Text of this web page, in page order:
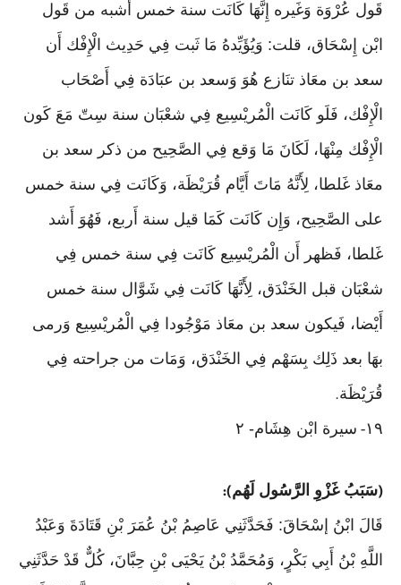
قَول عُرْوَة وَغَيره إِنَّهَا كَانَت سنة خمس أشبه من قَول
ابْن إِسْحَاق، قلت: وَيُؤَيِّدهُ مَا ثَبت فِي حَدِيث الْإِفْك أَن
سعد بن معَاذ تنَازع هُوَ وَسعد بن عبَادَة فِي أَصْحَاب
الْإِفْك، فَلَو كَانَت الْمُريْسِيع فِي شعْبَان سنة سِتّ مَعَ كَون
الْإِفْك مِنْهَا، لَكَانَ مَا وَقع فِي الصَّحِيح من ذكر سعد بن
معَاذ غَلطا، لِأَنَّهُ مَاتَ أَيَّام قُرَيْظَة، وَكَانَت فِي سنة خمس
على الصَّحِيح، وَإِن كَانَت كَمَا قيل سنة أَربع، فَهُوَ أَشد
غَلطا، فَظهر أَن الْمُريْسِيع كَانَت فِي سنة خمس فِي
شعْبَان قبل الخَنْدَق، لِأَنَّهَا كَانَت فِي شَوَّال سنة خمس
أَيْضا، فَيكون سعد بن معَاذ مَوْجُودا فِي الْمُريْسِيع وَرمى
بهَا بعد ذَلِك بِسَهْم فِي الخَنْدَق، وَمَات من جراحته فِي
قُرَيْظَة.
١٩- سيرة ابْن هِشَام- ٢
(سَبَبُ غَزْوِ الرَّسُول لَهُم):
قَالَ ابْنُ إسْحَاقَ: فَحَدَّثَنِي عَاصِمُ بْنُ عُمَرَ بْنِ قَتَادَةَ وَعَبْدُ
اللَّهِ بْنُ أَبِي بَكْرٍ، وَمُحَمَّدُ بْنُ يَحْيَى بْنِ حِبَّانَ، كُلٌّ قَدْ حَدَّثَنِي